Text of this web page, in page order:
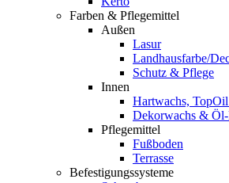
Farben & Pflegemittel
Außen
Lasur
Landhausfarbe/
Schutz & Pflege
Innen
Hartwachs,
Dekorwachs &
Pflegemittel
Fußboden
Terrasse
Befestigungssysteme